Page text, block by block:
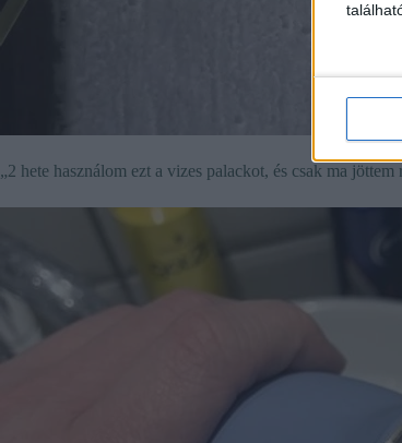
„2 hete használom ezt a vizes palackot, és csak ma